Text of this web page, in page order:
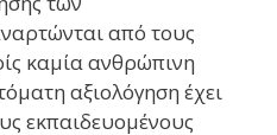
από τους
καμία ανθρώπινη
αξιολόγηση έχει
εκπαιδευομένους